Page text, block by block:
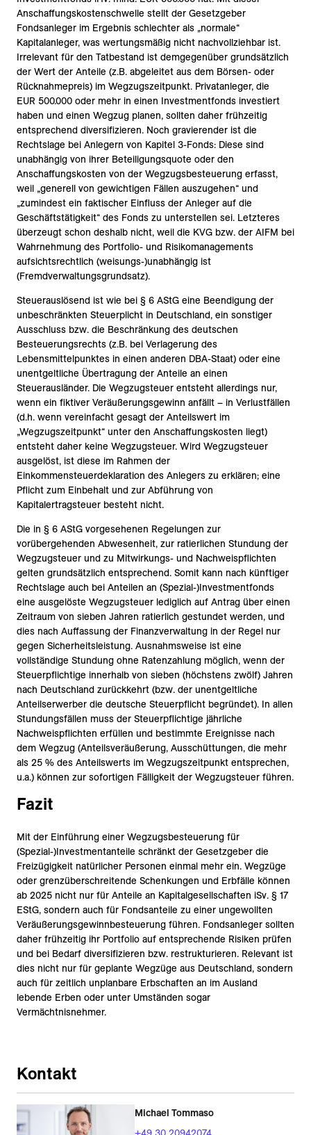
Anschaffungskostenschwelle stellt der Gesetzgeber
Fondsanleger im Ergebnis schlechter als „normale“
Kapitalanleger, was wertungsmäßig nicht nachvollziehbar ist.
Irrelevant für den Tatbestand ist demgegenüber grundsätzlich
der Wert der Anteile (z.B. abgeleitet aus dem Börsen- oder
Rücknahmepreis) im Wegzugszeitpunkt. Privatanleger, die
EUR 500.000 oder mehr in einen Investmentfonds investiert
haben und einen Wegzug planen, sollten daher frühzeitig
entsprechend diversifizieren. Noch gravierender ist die
Rechtslage bei Anlegern von Kapitel 3-Fonds: Diese sind
unabhängig von ihrer Beteiligungsquote oder den
Anschaffungskosten von der Wegzugsbesteuerung erfasst,
weil „generell von gewichtigen Fällen auszugehen“ und
„zumindest ein faktischer Einfluss der Anleger auf die
Geschäftstätigkeit“ des Fonds zu unterstellen sei. Letzteres
überzeugt schon deshalb nicht, weil die KVG bzw. der AIFM bei
Wahrnehmung des Portfolio- und Risikomanagements
aufsichtsrechtlich (weisungs-)unabhängig ist
(Fremdverwaltungsgrundsatz).
Steuerauslösend ist wie bei § 6 AStG eine Beendigung der
unbeschränkten Steuerplicht in Deutschland, ein sonstiger
Ausschluss bzw. die Beschränkung des deutschen
Besteuerungsrechts (z.B. bei Verlagerung des
Lebensmittelpunktes in einen anderen DBA-Staat) oder eine
unentgeltliche Übertragung der Anteile an einen
Steuerausländer. Die Wegzugsteuer entsteht allerdings nur,
wenn ein fiktiver Veräußerungsgewinn anfällt – in Verlustfällen
(d.h. wenn vereinfacht gesagt der Anteilswert im
„Wegzugszeitpunkt“ unter den Anschaffungskosten liegt)
entsteht daher keine Wegzugsteuer. Wird Wegzugsteuer
ausgelöst, ist diese im Rahmen der
Einkommensteuerdeklaration des Anlegers zu erklären; eine
Pflicht zum Einbehalt und zur Abführung von
Kapitalertragsteuer besteht nicht.
Die in § 6 AStG vorgesehenen Regelungen zur
vorübergehenden Abwesenheit, zur ratierlichen Stundung der
Wegzugsteuer und zu Mitwirkungs- und Nachweispflichten
gelten grundsätzlich entsprechend. Somit kann nach künftiger
Rechtslage auch bei Anteilen an (Spezial-)Investmentfonds
eine ausgelöste Wegzugsteuer lediglich auf Antrag über einen
Zeitraum von sieben Jahren ratierlich gestundet werden, und
dies nach Auffassung der Finanzverwaltung in der Regel nur
gegen Sicherheitsleistung. Ausnahmsweise ist eine
vollständige Stundung ohne Ratenzahlung möglich, wenn der
Steuerpflichtige innerhalb von sieben (höchstens zwölf) Jahren
nach Deutschland zurückkehrt (bzw. der unentgeltliche
Anteilserwerber die deutsche Steuerpflicht begründet). In allen
Stundungsfällen muss der Steuerpflichtige jährliche
Nachweispflichten erfüllen und bestimmte Ereignisse nach
dem Wegzug (Anteilsveräußerung, Ausschüttungen, die mehr
als 25 % des Anteilswerts im Wegzugszeitpunkt entsprechen,
u.a.) können zur sofortigen Fälligkeit der Wegzugsteuer führen.
Fazit
Mit der Einführung einer Wegzugsbesteuerung für
(Spezial-)Investmentanteile schränkt der Gesetzgeber die
Freizügigkeit natürlicher Personen einmal mehr ein. Wegzüge
oder grenzüberschreitende Schenkungen und Erbfälle können
ab 2025 nicht nur für Anteile an Kapitalgesellschaften iSv. § 17
EStG, sondern auch für Fondsanteile zu einer ungewollten
Veräußerungsgewinnbesteuerung führen. Fondsanleger sollten
daher frühzeitig ihr Portfolio auf entsprechende Risiken prüfen
und bei Bedarf diversifizieren bzw. restrukturieren. Relevant ist
dies nicht nur für geplante Wegzüge aus Deutschland, sondern
auch für zeitlich unplanbare Erbschaften an im Ausland
lebende Erben oder unter Umständen sogar
Vermächtnisnehmer.
Kontakt
Michael Tommaso